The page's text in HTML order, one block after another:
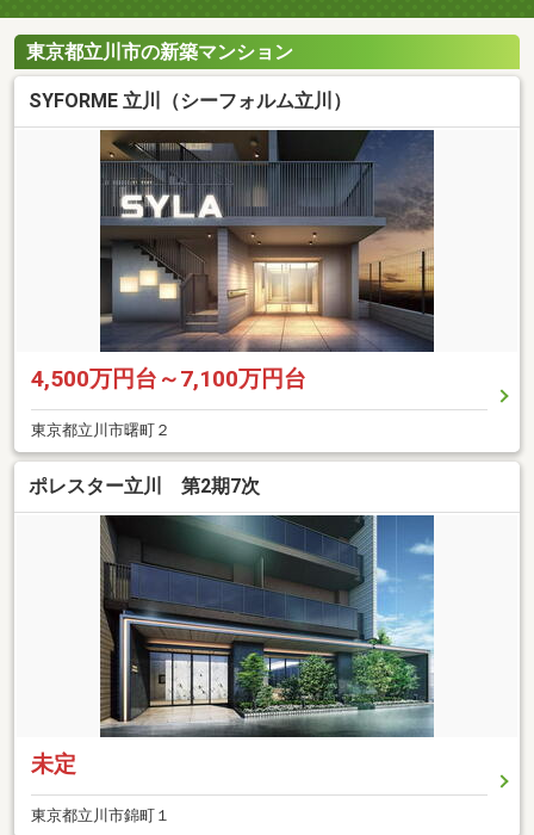
東京都立川市の新築マンション
SYFORME 立川（シーフォルム立川）
4,500万円台～7,100万円台
東京都立川市曙町２
ポレスター立川 第2期7次
未定
東京都立川市錦町１